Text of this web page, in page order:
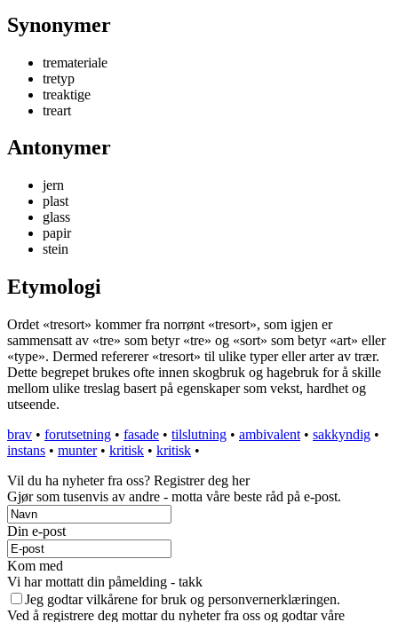
Synonymer
tremateriale
tretyp
treaktige
treart
Antonymer
jern
plast
glass
papir
stein
Etymologi
Ordet «tresort» kommer fra norrønt «tresort», som igjen er
sammensatt av «tre» som betyr «tre» og «sort» som betyr «art» eller
«type». Dermed refererer «tresort» til ulike typer eller arter av trær.
Dette begrepet brukes ofte innen skogbruk og hagebruk for å skille
mellom ulike treslag basert på egenskaper som vekst, hardhet og
utseende.
brav • forutsetning • fasade • tilslutning • ambivalent • sakkyndig •
instans • munter• kritisk • kritisk •
Vil du ha nyheter fra oss? Registrer deg her
Gjør som tusenvis av andre - motta våre beste råd på e-post.
Din e-post
Kom med
Vi har mottatt din påmelding - takk
Jeg godtar vilkårene for bruk og personvernerklæringen.
Ved å registrere deg mottar du nyheter fra oss og godtar våre